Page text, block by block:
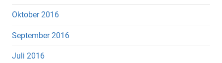
Oktober 2016
September 2016
Juli 2016